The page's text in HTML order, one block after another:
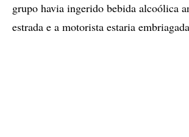
grupo havia ingerido bebida alcoólica
estrada e a motorista estaria